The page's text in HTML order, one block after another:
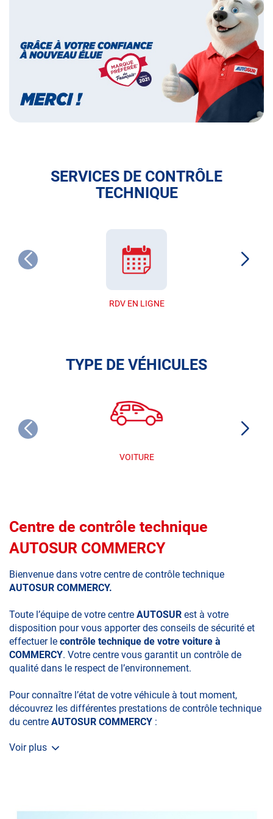
français
SERVICES DE CONTRÔLE
TECHNIQUE
RDV EN LIGNE
TYPE DE VÉHICULES
VOITURE
Centre de contrôle technique
AUTOSUR COMMERCY
Bienvenue dans votre centre de contrôle technique
AUTOSUR COMMERCY.
Toute l’équipe de votre centre AUTOSUR est à votre
disposition pour vous apporter des conseils de sécurité et
effectuer le contrôle technique de votre voiture à
COMMERCY. Votre centre vous garantit un contrôle de
qualité dans le respect de l’environnement.
Pour connaître l’état de votre véhicule à tout moment,
découvrez les différentes prestations de contrôle technique
du centre AUTOSUR COMMERCY :
• le contrôle technique obligatoire
Voir plus